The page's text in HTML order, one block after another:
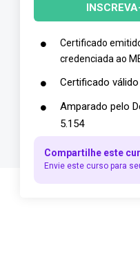
Certificado
credenciada ao
Certificado
Amparado pelo
5.154
Compartilhe este
Envie este curso para